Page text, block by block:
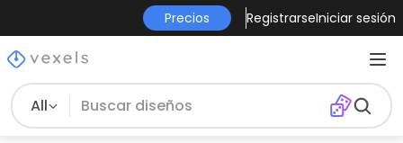
Precios RegistrarseIniciar sesión
All